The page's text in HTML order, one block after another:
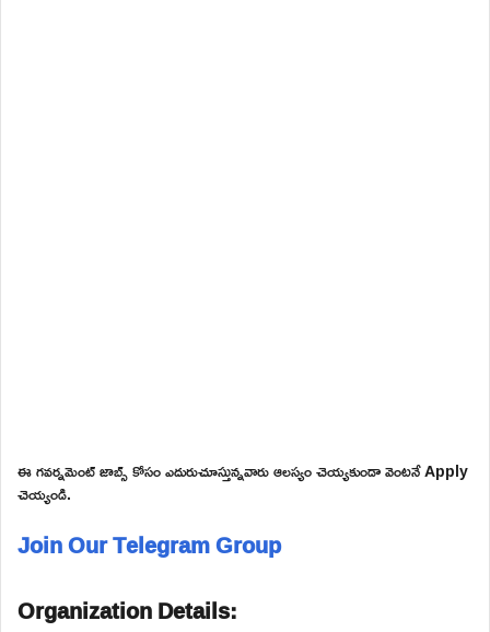
ఈ గవర్నమెంట్ జాబ్స్ కోసం ఎదురుచూస్తున్నవారు ఆలస్యం చెయ్యకుండా వెంటనే Apply
చెయ్యండి.
Join Our Telegram Group
Organization Details: